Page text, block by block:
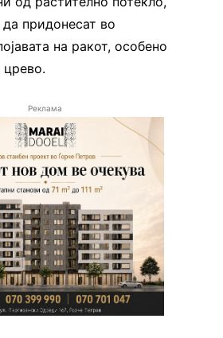
придонесат во
на ракот, особено
црево.
Реклама